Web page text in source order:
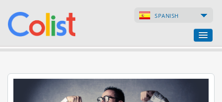
SPANISH
Índice de empresas